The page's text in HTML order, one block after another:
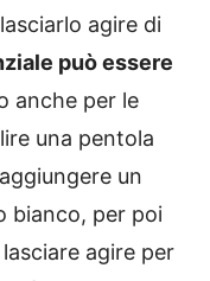
agire di
può essere
anche per le
una pentola
un
bianco, per poi
agire per